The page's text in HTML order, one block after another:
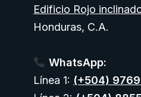
Edificio Rojo
Honduras, C.A.
WhatsApp:
Línea 1: (+504)